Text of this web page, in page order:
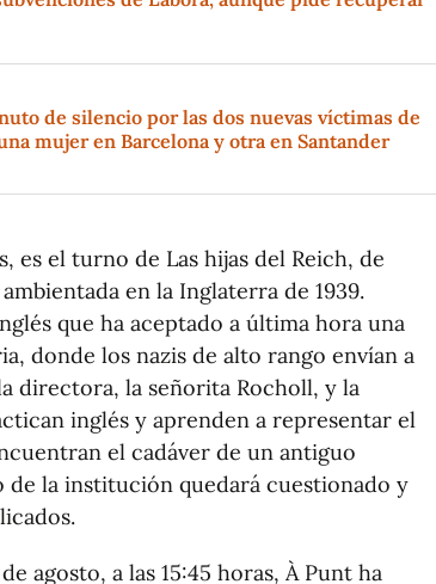
de silencio por las dos nuevas víctimas de
mujer en Barcelona y otra en Santander
es el turno de Las hijas del Reich, de
en la Inglaterra de 1939.
que ha aceptado a última hora una
donde los nazis de alto rango envían a
directora, la señorita Rocholl, y la
inglés y aprenden a representar el
el cadáver de un antiguo
la institución quedará cuestionado y
agosto, a las 15:45 horas, À Punt ha